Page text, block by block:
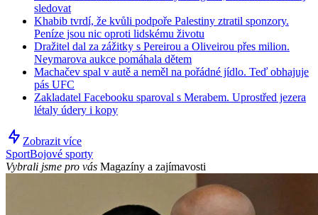
sledovat
Khabib tvrdí, že kvůli podpoře Palestiny ztratil sponzory.
Peníze jsou nic oproti lidskému životu
Dražitel dal za zážitky s Pereirou a Oliveirou přes milion.
Neymarova aukce pomáhala dětem
Machačev spal v autě a neměl na pořádné jídlo. Teď obhajuje
pás UFC
Zakladatel Facebooku sparoval s Merabem. Uprostřed jezera
létaly údery i kopy
Zobrazit více
SportBojové sporty
Vybrali jsme pro vás Magazíny a zajímavosti